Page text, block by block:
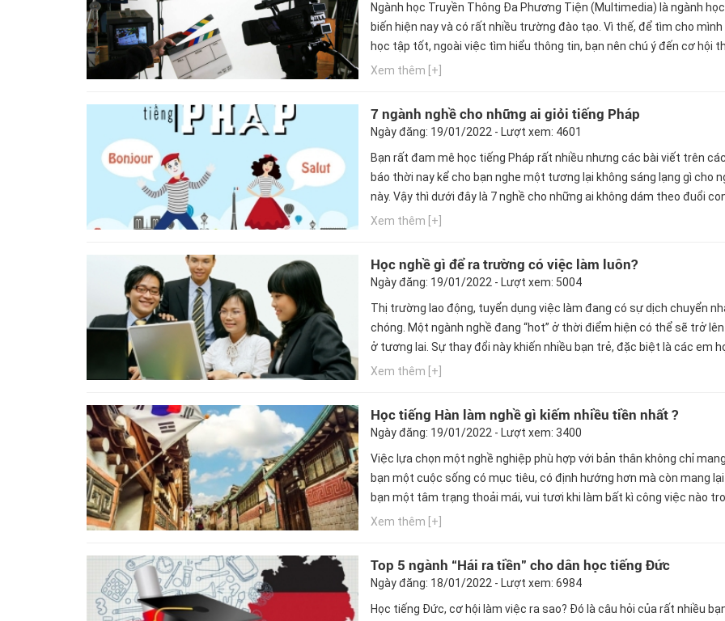
Ngành học Truyền Thông Đa Phương Tiện (Multimedia) là ngành
biến hiện nay và có rất nhiều trường đào tạo. Vì thế, để tìm cho
học tập tốt, ngoài việc tìm hiểu thông tin, bạn nên chú ý đến cơ hội
hành, cơ hội nghề nghiệp của trường mà bạn chọn theo học. Ngay
Xem thêm [+]
7 ngành nghề cho những ai giỏi tiếng Pháp
Ngày đăng: 19/01/2022 - Lượt xem: 4601
Bạn rất đam mê học tiếng Pháp rất nhiều nhưng các bài viết trên
báo thời nay kể cho bạn nghe một tương lại không sáng lạng gì cho
này. Vậy thì dưới đây là 7 nghề cho những ai không dám theo đuổi
Pháp văn vì sợ thất nghiệp.
Xem thêm [+]
Học nghề gì để ra trường có việc làm luôn?
Ngày đăng: 19/01/2022 - Lượt xem: 5004
Thị trường lao động, tuyển dụng việc làm đang có sự dịch chuyển
chóng. Một ngành nghề đang “hot” ở thời điểm hiện có thể sẽ trở
ở tương lai. Sự thay đổi này khiến nhiều bạn trẻ, đặc biệt là các em
THPT “lúng túng” không biết nên lựa chọn ngành học nào phù hợp với
Xem thêm [+]
Học tiếng Hàn làm nghề gì kiếm nhiều tiền nhất ?
Ngày đăng: 19/01/2022 - Lượt xem: 3400
Việc lựa chọn một nghề nghiệp phù hợp với bản thân không chỉ
bạn một cuộc sống có mục tiêu, có định hướng hơn mà còn mang
bạn một tâm trạng thoải mái, vui tươi khi làm bất kì công việc nào
vực mà bản thân mình đam mê, yêu thích. Chính vì lý do đó mà bài
Xem thêm [+]
Top 5 ngành “Hái ra tiền” cho dân học tiếng Đức
Ngày đăng: 18/01/2022 - Lượt xem: 6984
Học tiếng Đức, cơ hội làm việc ra sao? Đó là câu hỏi của rất nhiều